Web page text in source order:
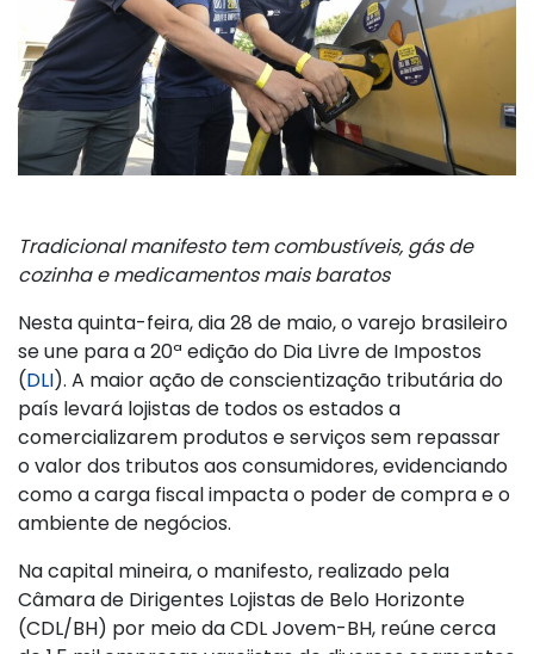
Tradicional manifesto tem combustíveis, gás de
cozinha e medicamentos mais baratos
Nesta quinta-feira, dia 28 de maio, o varejo brasileiro
se une para a 20ª edição do Dia Livre de Impostos
(DLI). A maior ação de conscientização tributária do
país levará lojistas de todos os estados a
comercializarem produtos e serviços sem repassar
o valor dos tributos aos consumidores, evidenciando
como a carga fiscal impacta o poder de compra e o
ambiente de negócios.
Na capital mineira, o manifesto, realizado pela
Câmara de Dirigentes Lojistas de Belo Horizonte
(CDL/BH) por meio da CDL Jovem-BH, reúne cerca